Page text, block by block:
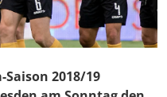
2018/19